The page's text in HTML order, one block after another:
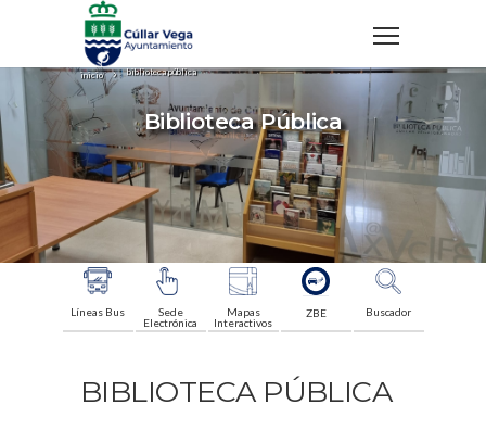
inicio biblioteca pública
Biblioteca Pública
Líneas Bus
Sede
Electrónica
Mapas
Interactivos
ZBE Buscador
BIBLIOTECA PÚBLICA